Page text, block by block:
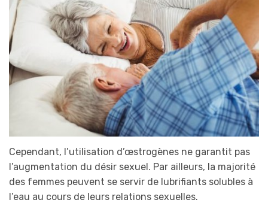
Cependant, l’utilisation d’œstrogènes ne garantit pas
l’augmentation du désir sexuel. Par ailleurs, la majorité
des femmes peuvent se servir de lubrifiants solubles à
l’eau au cours de leurs relations sexuelles.